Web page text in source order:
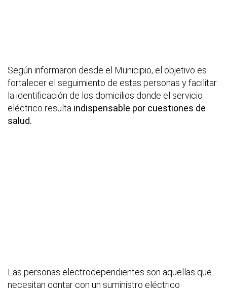
Según informaron desde el Municipio, el objetivo es
fortalecer el seguimiento de estas personas y facilitar
la identificación de los domicilios donde el servicio
eléctrico resulta indispensable por cuestiones de
salud.
Las personas electrodependientes son aquellas que
necesitan contar con un suministro eléctrico